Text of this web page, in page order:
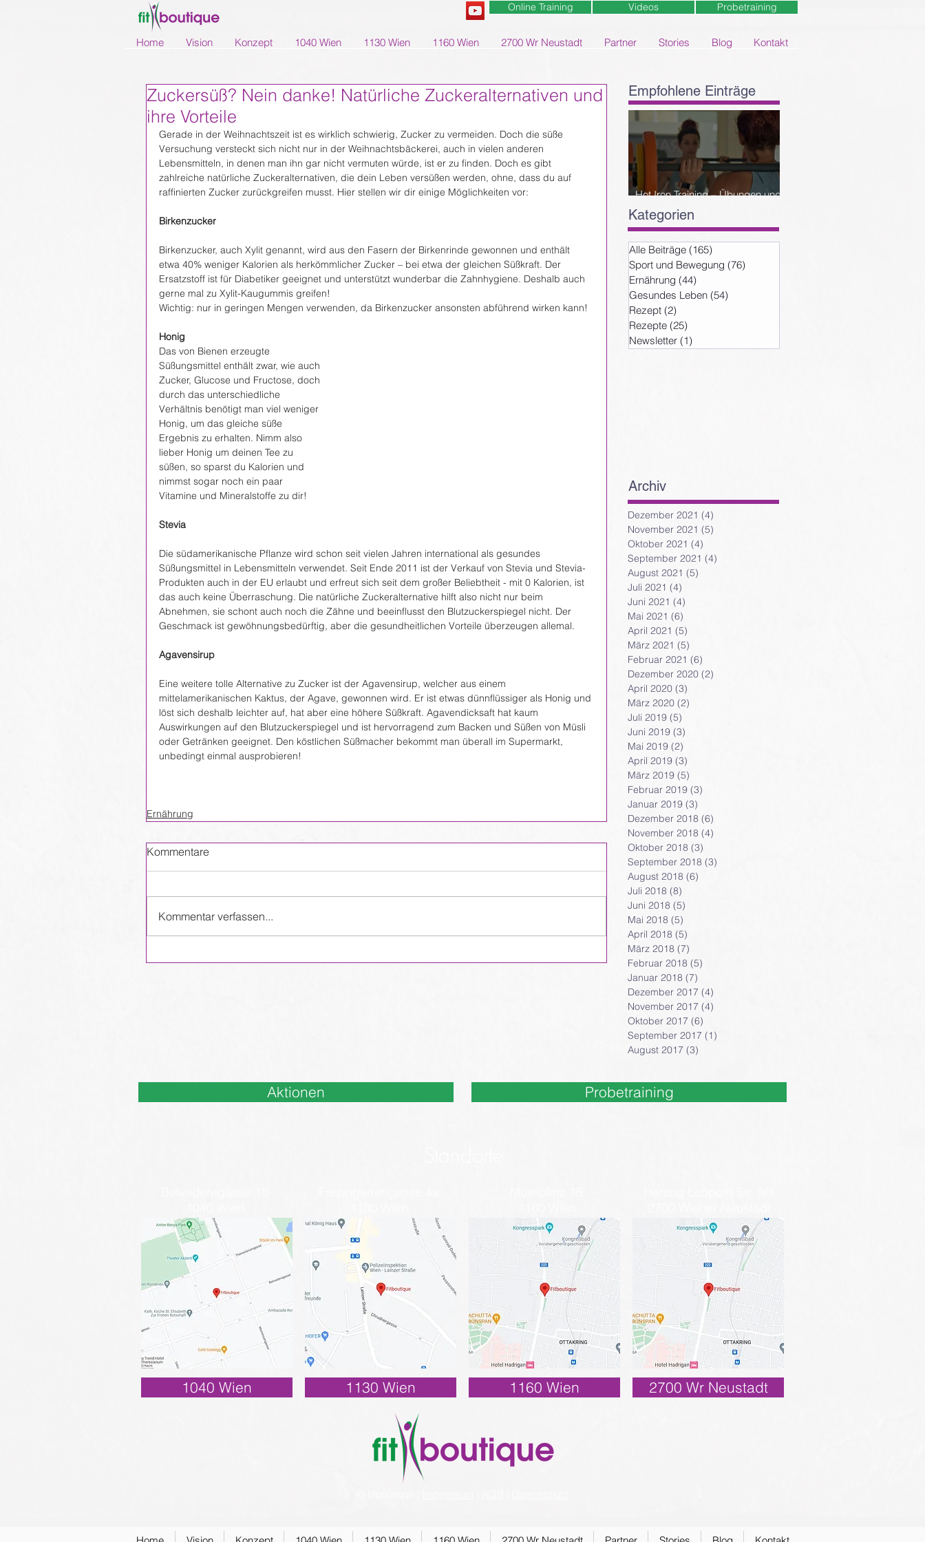
Online Training Videos Probetraining
Home Vision Konzept 1040 Wien 1130 Wien 1160 Wien 2700 Wr Neustadt Partner Stories Blog Kontakt
Zuckersüß? Nein danke! Natürliche Zuckeralternativen und
ihre Vorteile
Gerade in der Weihnachtszeit ist es wirklich schwierig, Zucker zu vermeiden. Doch die süße
Versuchung versteckt sich nicht nur in der Weihnachtsbäckerei, auch in vielen anderen
Lebensmitteln, in denen man ihn gar nicht vermuten würde, ist er zu finden. Doch es gibt
zahlreiche natürliche Zuckeralternativen, die dein Leben versüßen werden, ohne, dass du auf
raffinierten Zucker zurückgreifen musst. Hier stellen wir dir einige Möglichkeiten vor:
Birkenzucker
Birkenzucker, auch Xylit genannt, wird aus den Fasern der Birkenrinde gewonnen und enthält
etwa 40% weniger Kalorien als herkömmlicher Zucker – bei etwa der gleichen Süßkraft. Der
Ersatzstoff ist für Diabetiker geeignet und unterstützt wunderbar die Zahnhygiene. Deshalb auch
gerne mal zu Xylit-Kaugummis greifen!
Wichtig: nur in geringen Mengen verwenden, da Birkenzucker ansonsten abführend wirken kann!
Honig
Das von Bienen erzeugte
Süßungsmittel enthält zwar, wie auch
Zucker, Glucose und Fructose, doch
durch das unterschiedliche
Verhältnis benötigt man viel weniger
Honig, um das gleiche süße
Ergebnis zu erhalten. Nimm also
lieber Honig um deinen Tee zu
süßen, so sparst du Kalorien und
nimmst sogar noch ein paar
Vitamine und Mineralstoffe zu dir!
Stevia
Die südamerikanische Pflanze wird schon seit vielen Jahren international als gesundes
Süßungsmittel in Lebensmitteln verwendet. Seit Ende 2011 ist der Verkauf von Stevia und Stevia-
Produkten auch in der EU erlaubt und erfreut sich seit dem großer Beliebtheit - mit 0 Kalorien, ist
das auch keine Überraschung. Die natürliche Zuckeralternative hilft also nicht nur beim
Abnehmen, sie schont auch noch die Zähne und beeinflusst den Blutzuckerspiegel nicht. Der
Geschmack ist gewöhnungsbedürftig, aber die gesundheitlichen Vorteile überzeugen allemal.
Agavensirup
Eine weitere tolle Alternative zu Zucker ist der Agavensirup, welcher aus einem
mittelamerikanischen Kaktus, der Agave, gewonnen wird. Er ist etwas dünnflüssiger als Honig und
löst sich deshalb leichter auf, hat aber eine höhere Süßkraft. Agavendicksaft hat kaum
Auswirkungen auf den Blutzuckerspiegel und ist hervorragend zum Backen und Süßen von Müsli
oder Getränken geeignet. Den köstlichen Süßmacher bekommt man überall im Supermarkt,
unbedingt einmal ausprobieren!
Ernährung
Kommentare
Kommentar verfassen...
Empfohlene Einträge
Hot Iron Training – Übungen und
Reihenfolge
Archiv
Dezember 2021 (4)
November 2021 (5)
Oktober 2021 (4)
September 2021 (4)
August 2021 (5)
Juli 2021 (4)
Juni 2021 (4)
Mai 2021 (6)
April 2021 (5)
März 2021 (5)
Februar 2021 (6)
Dezember 2020 (2)
April 2020 (3)
März 2020 (2)
Juli 2019 (5)
Juni 2019 (3)
Mai 2019 (2)
April 2019 (3)
März 2019 (5)
Februar 2019 (3)
Januar 2019 (3)
Dezember 2018 (6)
November 2018 (4)
Oktober 2018 (3)
September 2018 (3)
August 2018 (6)
Juli 2018 (8)
Juni 2018 (5)
Mai 2018 (5)
April 2018 (5)
März 2018 (7)
Februar 2018 (5)
Januar 2018 (7)
Dezember 2017 (4)
November 2017 (4)
Oktober 2017 (6)
September 2017 (1)
August 2017 (3)
Kategorien
Alle Beiträge (165)
Sport und Bewegung (76)
Ernährung (44)
Gesundes Leben (54)
Rezept (2)
Rezepte (25)
Newsletter (1)
Aktionen Probetraining
1040 Wien 1130 Wien 1160 Wien 2700 Wr Neustadt